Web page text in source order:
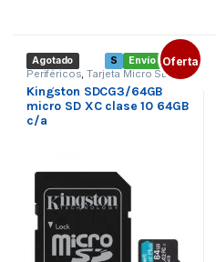
Envío gratis
S
Agotado Oferta
Periféricos,Tarjeta Micro SD,
Tarjetas de memoria
Kingston SDCG3/64GB
micro SD XC clase 10 64GB
c/a